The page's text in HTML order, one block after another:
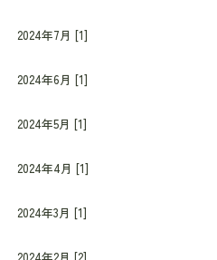
2024年7月 [1]
2024年6月 [1]
2024年5月 [1]
2024年4月 [1]
2024年3月 [1]